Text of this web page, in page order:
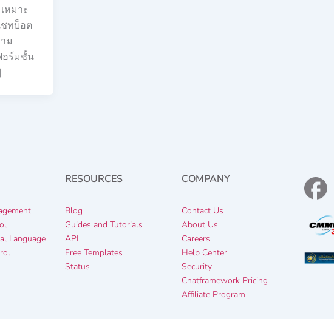
หมาะ
ชทบ็อต
ม
อร์มชั้น
Language
RESOURCES
Blog
Guides and Tutorials
API
Free Templates
Status
COMPANY
Contact Us
About Us
Careers
Help Center
Security
Chatframework Pricing
Affiliate Program